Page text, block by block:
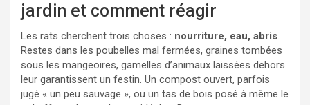
jardin et comment réagir
Les rats cherchent trois choses : nourriture, eau, abris.
Restes dans les poubelles mal fermées, graines tombées
sous les mangeoires, gamelles d’animaux laissées dehors
leur garantissent un festin. Un compost ouvert, parfois
jugé « un peu sauvage », ou un tas de bois posé à même le